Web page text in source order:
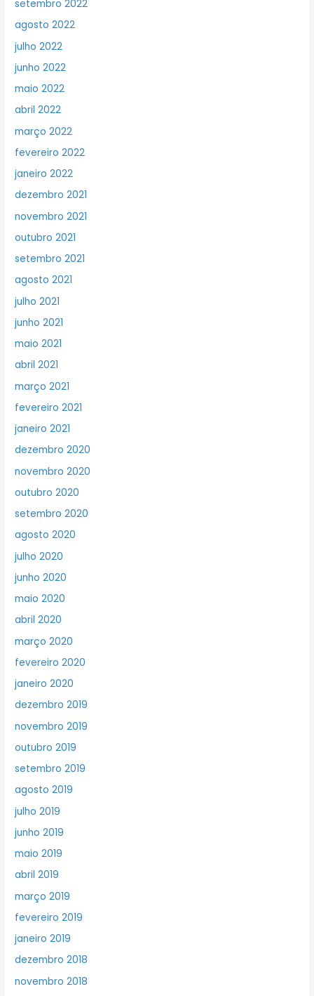
setembro 2022
agosto 2022
julho 2022
junho 2022
maio 2022
abril 2022
março 2022
fevereiro 2022
janeiro 2022
dezembro 2021
novembro 2021
outubro 2021
setembro 2021
agosto 2021
julho 2021
junho 2021
maio 2021
abril 2021
março 2021
fevereiro 2021
janeiro 2021
dezembro 2020
novembro 2020
outubro 2020
setembro 2020
agosto 2020
julho 2020
junho 2020
maio 2020
abril 2020
março 2020
fevereiro 2020
janeiro 2020
dezembro 2019
novembro 2019
outubro 2019
setembro 2019
agosto 2019
julho 2019
junho 2019
maio 2019
abril 2019
março 2019
fevereiro 2019
janeiro 2019
dezembro 2018
novembro 2018